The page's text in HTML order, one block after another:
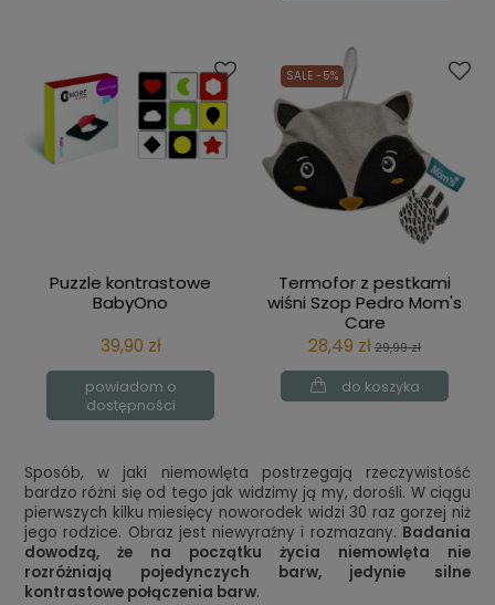
Puzzle kontrastowe
BabyOno
39,90 zł
powiadom o
dostępności
Termofor z pestkami
wiśni Szop Pedro Mom's
Care
28,49 zł29,99 zł
do koszyka
SALE -5%
Sposób, w jaki niemowlęta postrzegają rzeczywistość
bardzo różni się od tego jak widzimy ją my, dorośli. W ciągu
pierwszych kilku miesięcy noworodek widzi 30 raz gorzej niż
jego rodzice. Obraz jest niewyraźny i rozmazany. Badania
dowodzą, że na początku życia niemowlęta nie
rozróżniają pojedynczych barw, jedynie silne
kontrastowe połączenia barw.